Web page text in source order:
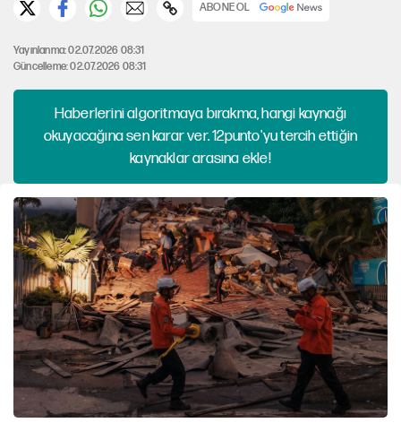
ABONE OL
Yayınlanma: 02.07.2026 08:31
Güncelleme: 02.07.2026 08:31
Haberlerini algoritmaya bırakma, hangi kaynağı
okuyacağına sen karar ver. 12punto'yu tercih ettiğin
kaynaklar arasına ekle!